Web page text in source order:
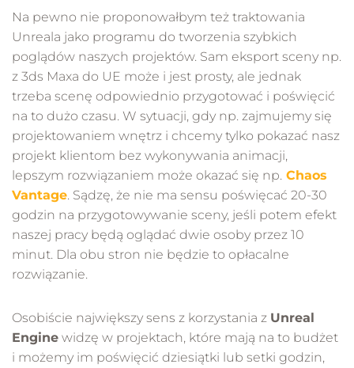
Na pewno nie proponowałbym też traktowania
Unreala jako programu do tworzenia szybkich
poglądów naszych projektów. Sam eksport sceny np.
z 3ds Maxa do UE może i jest prosty, ale jednak
trzeba scenę odpowiednio przygotować i poświęcić
na to dużo czasu. W sytuacji, gdy np. zajmujemy się
projektowaniem wnętrz i chcemy tylko pokazać nasz
projekt klientom bez wykonywania animacji,
lepszym rozwiązaniem może okazać się np. Chaos
Vantage. Sądzę, że nie ma sensu poświęcać 20-30
godzin na przygotowywanie sceny, jeśli potem efekt
naszej pracy będą oglądać dwie osoby przez 10
minut. Dla obu stron nie będzie to opłacalne
rozwiązanie.
Osobiście największy sens z korzystania z Unreal
Engine widzę w projektach, które mają na to budżet
i możemy im poświęcić dziesiątki lub setki godzin,